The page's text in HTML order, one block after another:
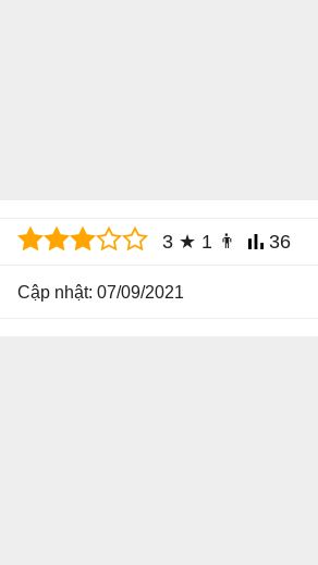
3 ★ 1 👨 36
Cập nhật: 07/09/2021